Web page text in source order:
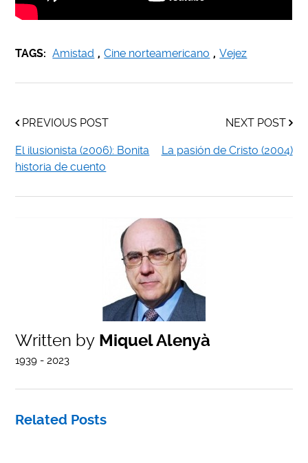
TAGS: Amistad , Cine norteamericano , Vejez
PREVIOUS POST
El ilusionista (2006): Bonita
historia de cuento
NEXT POST
La pasión de Cristo (2004)
Written by Miquel Alenyà
1939 - 2023
Related Posts